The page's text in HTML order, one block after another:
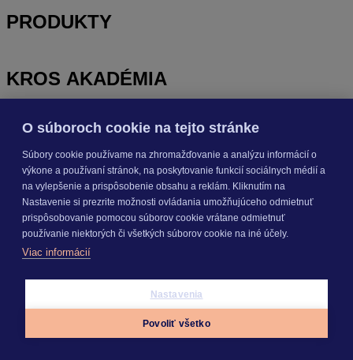
PRODUKTY
KROS AKADÉMIA
INÉ
OdoberajteNOVINKY
O nás
Kariéra
Pre média
Prihlásiť sa
O súboroch cookie na tejto stránke
Súbory cookie používame na zhromažďovanie a analýzu informácií o
výkone a používaní stránok, na poskytovanie funkcií sociálnych médií a
na vylepšenie a prispôsobenie obsahu a reklám. Kliknutím na
Nastavenie si prezrite možnosti ovládania umožňujúceho odmietnuť
prispôsobovanie pomocou súborov cookie vrátane odmietnuť
používanie niektorých či všetkých súborov cookie na iné účely.
Viac informácií
Nastavenia
Povoliť všetko